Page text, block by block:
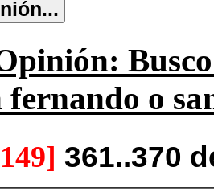
fernando o
361..370